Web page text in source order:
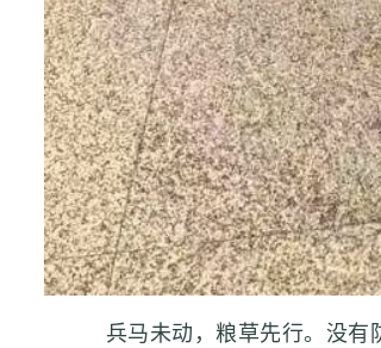
兵马未动，粮草先行。没有